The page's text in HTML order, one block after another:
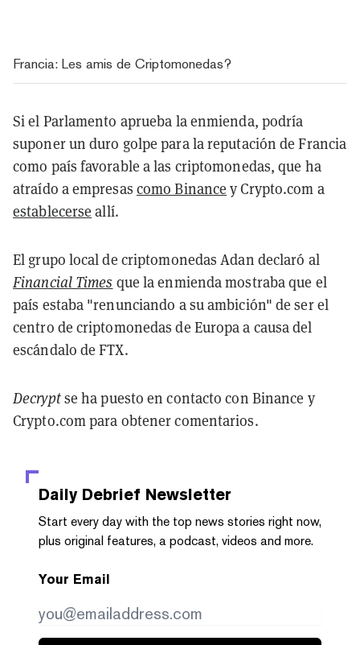
Francia: Les amis de Criptomonedas?
Si el Parlamento aprueba la enmienda, podría
suponer un duro golpe para la reputación de Francia
como país favorable a las criptomonedas, que ha
atraído a empresas como Binance y Crypto.com a
establecerse allí.
El grupo local de criptomonedas Adan declaró al
Financial Times que la enmienda mostraba que el
país estaba "renunciando a su ambición" de ser el
centro de criptomonedas de Europa a causa del
escándalo de FTX.
Decryptse ha puesto en contacto con Binance y
Crypto.com para obtener comentarios.
Daily Debrief Newsletter
Start every day with the top news stories right now,
plus original features, a podcast, videos and more.
Your Email